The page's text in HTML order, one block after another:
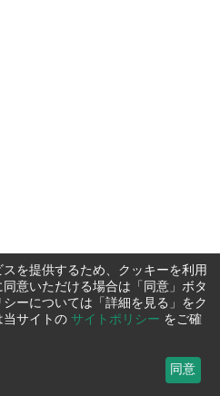
を提供するため、クッキーを利用
意いただける場合は「同意」ボタ
ーについては「詳細を見る」をク
当サイトの サイトポリシー をご確
同意